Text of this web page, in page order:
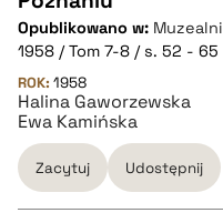
Opublikowano w:
1958 / Tom 7-8 / s. 52 - 65
ROK: 1958
Halina Gaworzewska
Ewa Kamińska
Zacytuj Udostępnij